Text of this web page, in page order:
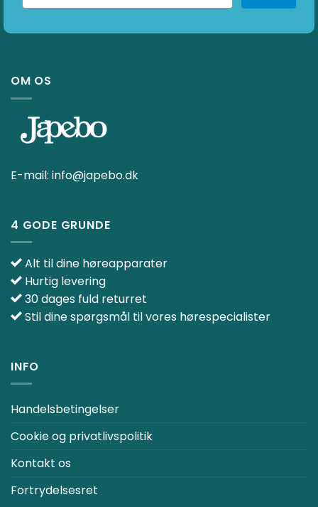
OM OS
E-mail: info@japebo.dk
4 GODE GRUNDE
Alt til dine høreapparater
Hurtig levering
30 dages fuld returret
Stil dine spørgsmål til vores hørespecialister
INFO
Handelsbetingelser
Cookie og privatlivspolitik
Kontakt os
Fortrydelsesret